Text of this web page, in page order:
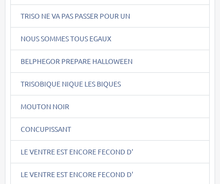
TRISO NE VA PAS PASSER POUR UN
NOUS SOMMES TOUS EGAUX
BELPHEGOR PREPARE HALLOWEEN
TRISOBIQUE NIQUE LES BIQUES
MOUTON NOIR
CONCUPISSANT
LE VENTRE EST ENCORE FECOND D'
LE VENTRE EST ENCORE FECOND D'